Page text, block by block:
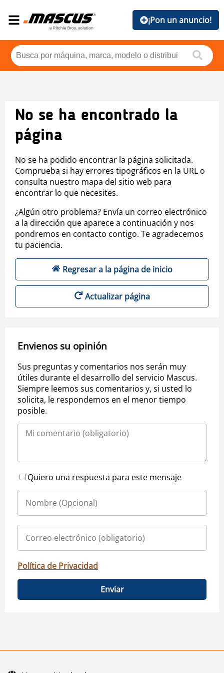
¡Pon un anuncio!
No se ha encontrado la
página
No se ha podido encontrar la página solicitada.
Comprueba si hay errores tipográficos en la URL o
consulta nuestro mapa del sitio web para
encontrar lo que necesites.
¿Algún otro problema? Envía un correo electrónico
a la dirección que aparece a continuación y nos
pondremos en contacto contigo. Te agradecemos
tu paciencia.
Regresar a la página de inicio
Actualizar página
Envienos su opinión
Sus preguntas y comentarios nos serán muy
útiles durante el desarrollo del servicio Mascus.
Siempre leemos sus comentarios y, si usted lo
solicita, le respondemos en el menor tiempo
posible.
Quiero una respuesta para este mensaje
Política de Privacidad
Enviar